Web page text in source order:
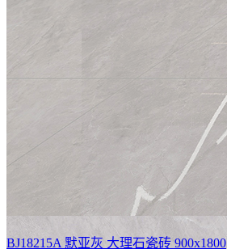
BJ18215A 默亚灰 大理石瓷砖 900x1800